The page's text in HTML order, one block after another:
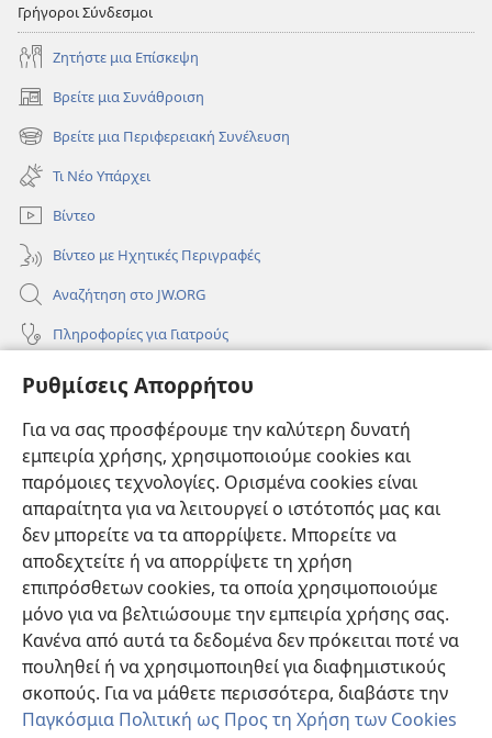
Ρυθμίσεις Απορρήτου
Για να σας προσφέρουμε την καλύτερη δυνατή
εμπειρία χρήσης, χρησιμοποιούμε cookies και
παρόμοιες τεχνολογίες. Ορισμένα cookies είναι
απαραίτητα για να λειτουργεί ο ιστότοπός μας και
δεν μπορείτε να τα απορρίψετε. Μπορείτε να
αποδεχτείτε ή να απορρίψετε τη χρήση
επιπρόσθετων cookies, τα οποία χρησιμοποιούμε
μόνο για να βελτιώσουμε την εμπειρία χρήσης σας.
Κανένα από αυτά τα δεδομένα δεν πρόκειται ποτέ να
πουληθεί ή να χρησιμοποιηθεί για διαφημιστικούς
σκοπούς. Για να μάθετε περισσότερα, διαβάστε την
Παγκόσμια Πολιτική ως Προς τη Χρήση των Cookies
Γρήγοροι Σύνδεσμοι
Ζητήστε μια Επίσκεψη
Βρείτε μια Συνάθροιση
(ανοίγει
νέο
παράθυρο)
Βρείτε μια Περιφερειακή Συνέλευση
(ανοίγει
νέο
παράθυρο)
Τι Νέο Υπάρχει
Βίντεο
Βίντεο με Ηχητικές Περιγραφές
Αναζήτηση στο JW.ORG
Πληροφορίες για Γιατρούς
Πληροφορίες για Επίσημους Φορείς και ΜΜΕ
Συνεισφορές
(ανοίγει
παράθυρο)ΔΙΑΔΙΚΤΥΑΚΗ ΒΙΒΛΙΟΘΗΚΗ της Σκοπιάς™
(ανοίγει
νέο
παράθυρο)
JW Hub ®
(ανοίγει
νέο
παράθυρο)JW Library®
Βιβλιοθήκη της Σκοπιάς